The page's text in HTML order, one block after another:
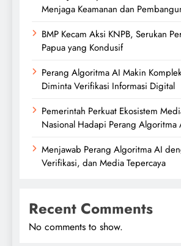
Menjaga Keamanan dan
BMP Kecam Aksi KNPB, Serukan
Papua yang Kondusif
Perang Algoritma AI Makin
Diminta Verifikasi Informasi Digital
Pemerintah Perkuat Ekosistem
Nasional Hadapi Perang Algoritma
Menjawab Perang Algoritma AI
Verifikasi, dan Media Tepercaya
Recent Comments
No comments to show.